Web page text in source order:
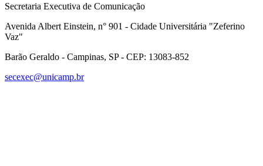
Secretaria Executiva de Comunicação
Avenida Albert Einstein, n° 901 - Cidade Universitária "Zeferino
Vaz"
Barão Geraldo - Campinas, SP - CEP: 13083-852
secexec@unicamp.br